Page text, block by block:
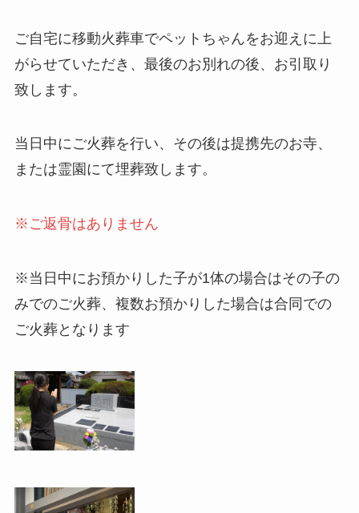
ご自宅に移動火葬車でペットちゃんをお迎えに上
がらせていただき、最後のお別れの後、お引取り
致します。
当日中にご火葬を行い、その後は提携先のお寺、
または霊園にて埋葬致します。
※ご返骨はありません
※当日中にお預かりした子が1体の場合はその子の
みでのご火葬、複数お預かりした場合は合同での
ご火葬となります